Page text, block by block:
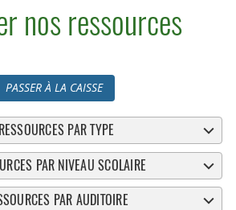
nos ressources
PASSER À LA CAISSE
RESSOURCES PAR TYPE
PAR NIVEAU SCOLAIRE
PAR AUDITOIRE